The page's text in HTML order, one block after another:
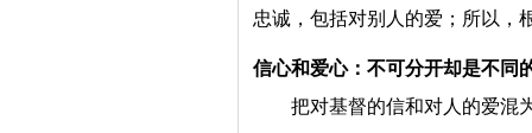
忠诚，包括对别人的爱；所以，
信心和爱心：不可分开却是不同
把对基督的信和对人的爱混